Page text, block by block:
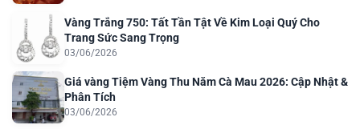
Vàng Trắng 750: Tất Tần Tật Về Kim Loại Quý Cho
Trang Sức Sang Trọng
03/06/2026
Giá vàng Tiệm Vàng Thu Năm Cà Mau 2026: Cập Nhật &
Phân Tích
03/06/2026